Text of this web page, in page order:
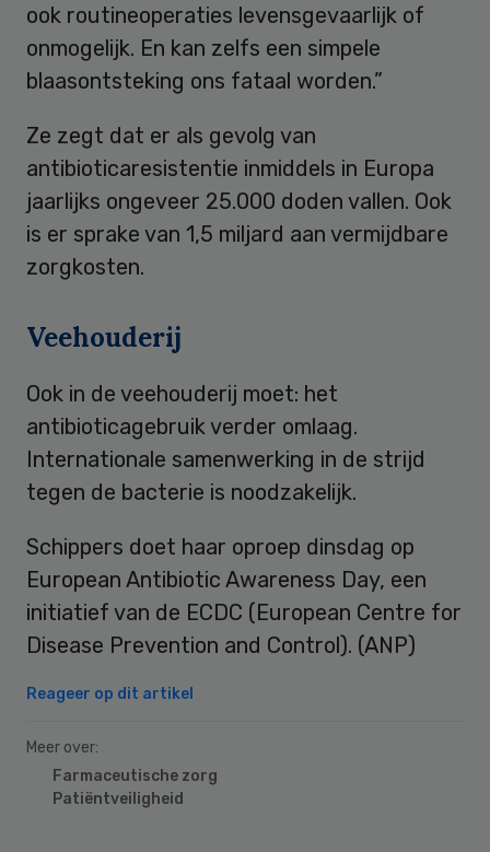
ook routineoperaties levensgevaarlijk of
onmogelijk. En kan zelfs een simpele
blaasontsteking ons fataal worden.”
Ze zegt dat er als gevolg van
antibioticaresistentie inmiddels in Europa
jaarlijks ongeveer 25.000 doden vallen. Ook
is er sprake van 1,5 miljard aan vermijdbare
zorgkosten.
Veehouderij
Ook in de veehouderij moet: het
antibioticagebruik verder omlaag.
Internationale samenwerking in de strijd
tegen de bacterie is noodzakelijk.
Schippers doet haar oproep dinsdag op
European Antibiotic Awareness Day, een
initiatief van de ECDC (European Centre for
Disease Prevention and Control). (ANP)
Reageer op dit artikel
Meer over:
Farmaceutische zorg
Patiëntveiligheid